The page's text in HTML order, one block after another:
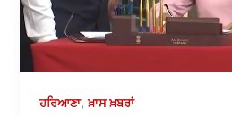
ਹਰਿਆਣਾ,ਖ਼ਾਸ ਖ਼ਬਰਾਂ